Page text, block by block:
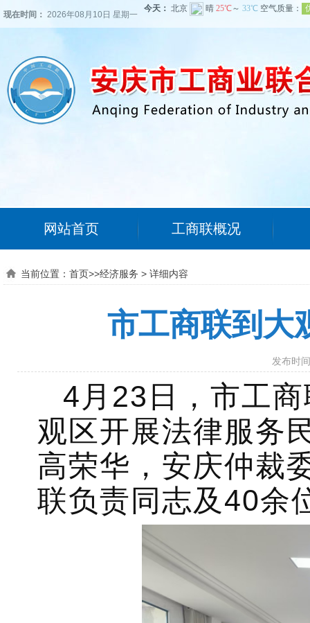
现在时间： 2026年08月10日 星期一
网站首页 工商联概况
当前位置： 首页>>经济服务 > 详细内容
市工商联到大
发布时
4月23日，市工
观区开展法律服务
高荣华，安庆仲裁
联负责同志及40余